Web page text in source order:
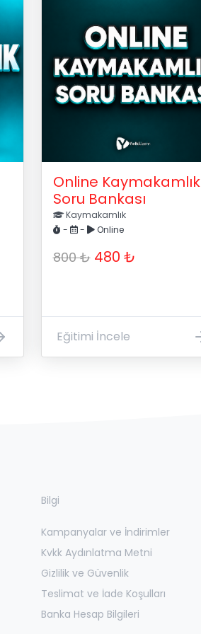
Online Kaymakamlık
Soru Bankası
Kaymakamlık
-
- Online
800 ₺ 480 ₺
Eğitimi İncele
Bilgi
Kampanyalar ve İndirimler
Kvkk Aydınlatma Metni
Gizlilik ve Güvenlik
Teslimat ve İade Koşulları
Banka Hesap Bilgileri